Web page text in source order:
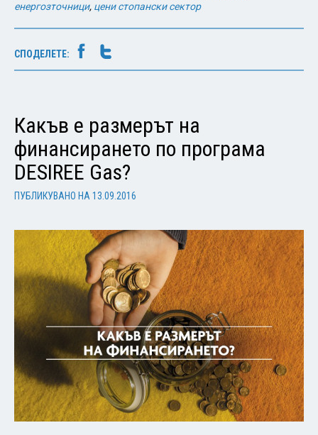
енергозточници, цени стопански сектор
СПОДЕЛЕТЕ:
Какъв е размерът на
финансирането по програма
DESIREE Gas?
ПУБЛИКУВАНО НА 13.09.2016